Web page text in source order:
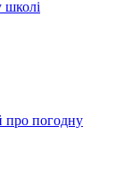
школі
про погодну